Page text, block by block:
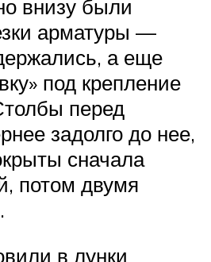
внизу были
арматуры —
а еще
под крепление
перед
задолго до нее,
сначала
потом двумя
в лунки